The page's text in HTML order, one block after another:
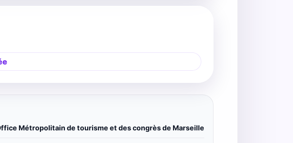
Métropolitain de tourisme et des congrès de Marseille